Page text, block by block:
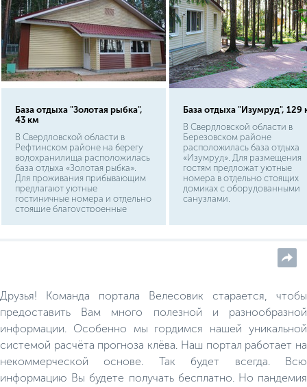
База отдыха "Золотая рыбка",
43 км
В Свердловской области в
Рефтинском районе на берегу
водохранилища расположилась
база отдыха «Золотая рыбка».
Для проживания прибывающим
предлагают уютные
гостиничные номера и отдельно
стоящие благоустроенные
База отдыха "Изумруд", 129
В Свердловской области в
Березовском районе
расположилась база отдыха
«Изумруд». Для размещения
гостям предложат уютные
номера в отдельно стоящих
домиках с оборудованными
санузлами.
Друзья! Команда портала Велесовик старается, чтобы
предоставить Вам много полезной и разнообразной
информации. Особенно мы гордимся нашей уникальной
системой расчёта прогноза клёва. Наш портал работает на
некоммерческой основе. Так будет всегда. Всю
информацию Вы будете получать бесплатно. Но пандемия